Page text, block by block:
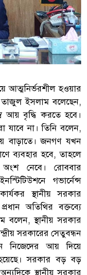
আত্মনির্ভরশীল হওয়ার
তাজুল ইসলাম বলেছেন,
আয় বৃদ্ধি করতে হবে।
না। তিনি বলেন,
বাড়াতে। জনগণ যখন
ব্যবহার হবে, তাহলে
অংশ নেবে। রোববার
গভার্নেন্স
স্থানীয় সরকার
অতিথির বক্তব্যে
বলেন, স্থানীয় সরকার
সরকারের সেতুবন্ধন
নিজেদের আয় দিয়ে
হয়েছে। সরকার বড় বড়
স্থানীয় সরকার